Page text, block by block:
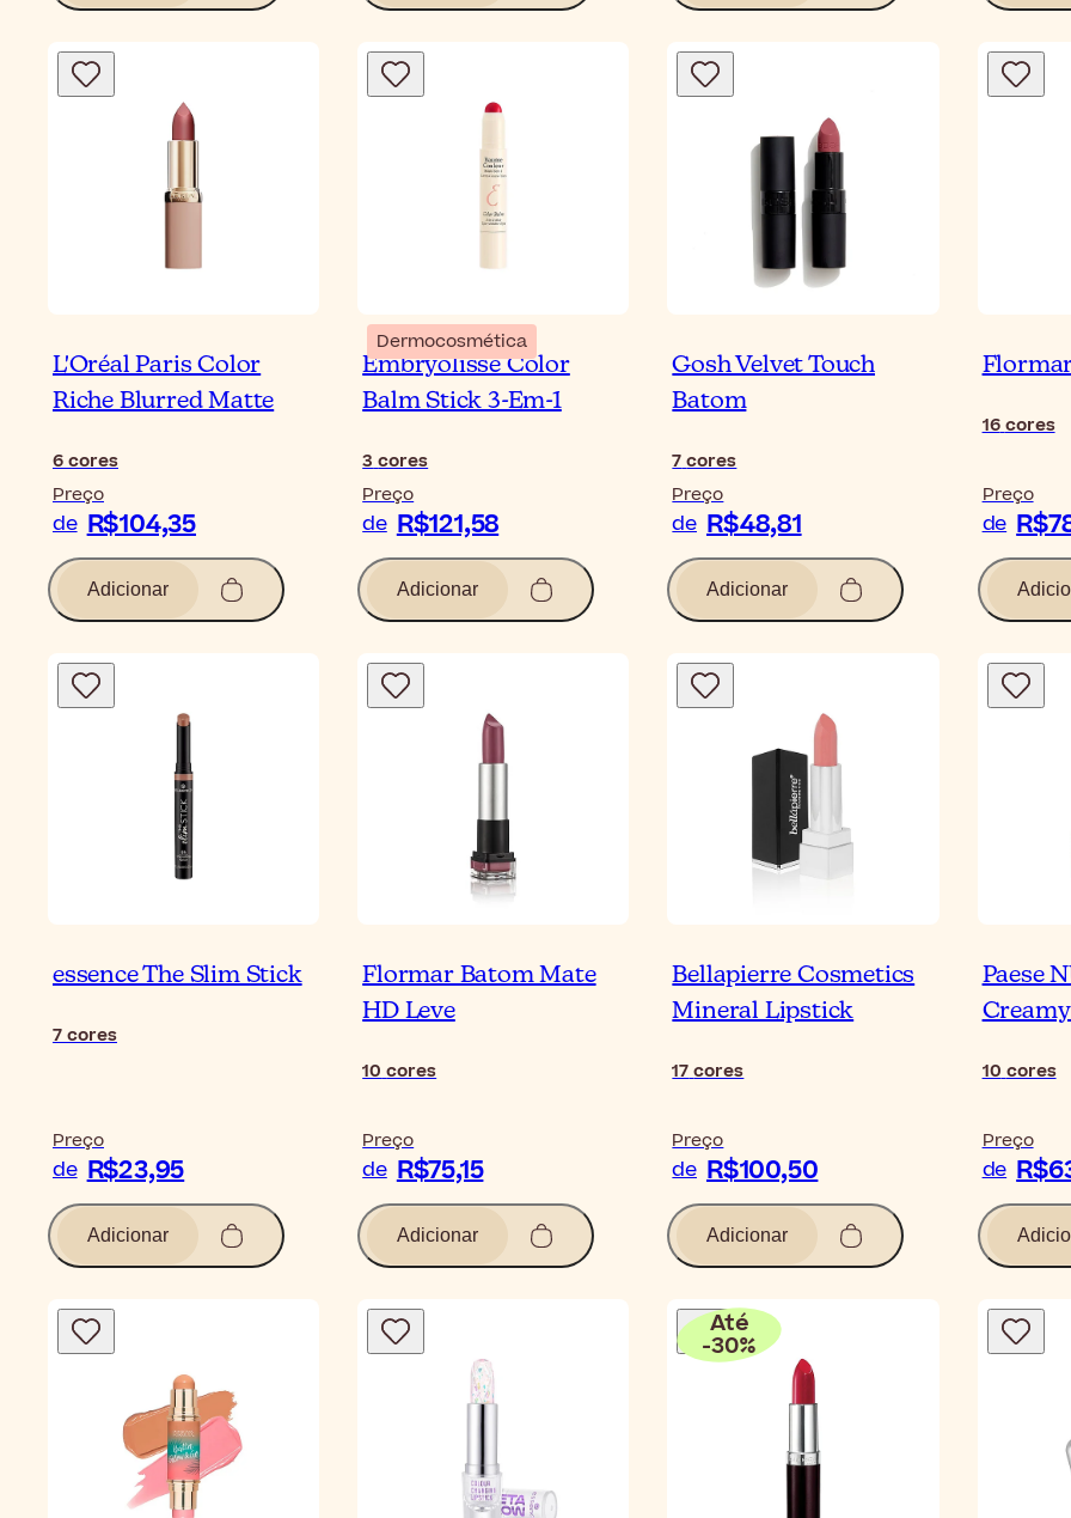
L'Oréal Paris Color
Riche Blurred Matte
6cores
Preço
de R$104,35
Adicionar
Dermocosmética
Embryolisse Color
Balm Stick 3-Em-1
3 cores
Preço
de R$121,58
Adicionar
Gosh Velvet Touch
Batom
7 cores
Preço
de R$48,81
Adicionar
16 cores
Preço
de
essence The Slim Stick
7cores
Preço
de R$23,95
Adicionar
Flormar Batom Mate
HD Leve
10 cores
Preço
de R$75,15
Adicionar
Bellapierre Cosmetics
Mineral Lipstick
17 cores
Preço
de R$100,50
Adicionar
Paese
10 cores
Preço
de
Até
-30%